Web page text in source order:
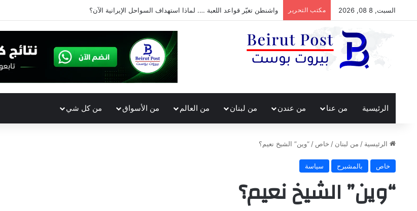
السبت, 8 08, 2026 مكتب التحرير واشنطن تغيّر قواعد اللعبة …. لماذا استهداف السواحل الإيرانية الآن؟
الرئيسية من عنا من عندن من لبنان من العالم من الأسواق من كل شي
الرئيسية / من لبنان / خاص / “وين” الشيخ نعيم؟
خاص بالمشبرح سياسة
“وين” الشيخ نعيم؟